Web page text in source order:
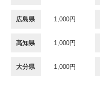
広島県 1,000円
高知県 1,000円
大分県 1,000円